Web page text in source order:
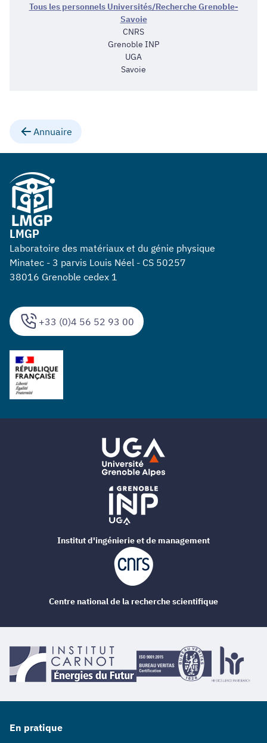
Tous les personnels Universités/Recherche Grenoble-
Savoie
CNRS
Grenoble INP
UGA
Savoie
Annuaire
+33 (0)4 56 52 93 00
LMGP
Laboratoire des matériaux et du génie physique
Minatec - 3 parvis Louis Néel - CS 50257
38016 Grenoble cedex 1
En pratique
Institut d'ingénierie et de management
Centre national de la recherche scientifique